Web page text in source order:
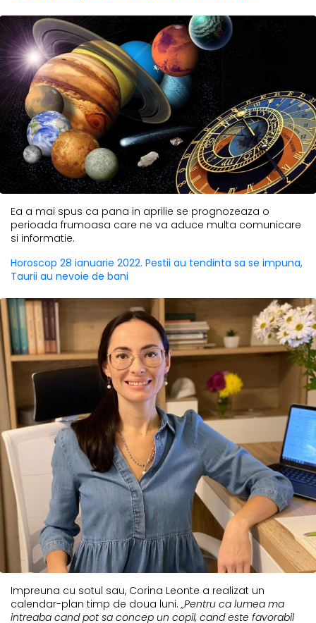
Ea a mai spus ca pana in aprilie se prognozeaza o
perioada frumoasa care ne va aduce multa comunicare
si informatie.
Horoscop 28 ianuarie 2022. Pestii au tendinta sa se impuna,
Taurii au nevoie de bani
Impreuna cu sotul sau, Corina Leonte a realizat un
calendar-plan timp de doua luni. „Pentru ca lumea ma
intreaba cand pot sa concep un copil, cand este favorabil